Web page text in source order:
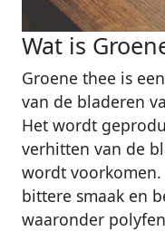
Wat is
Groene thee is
van de bladeren
Het wordt
verhitten van de
wordt
bittere smaak en
waaronder